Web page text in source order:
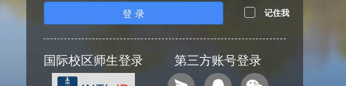
登 录 记住我
国际校区师生登录 第三方账号登录